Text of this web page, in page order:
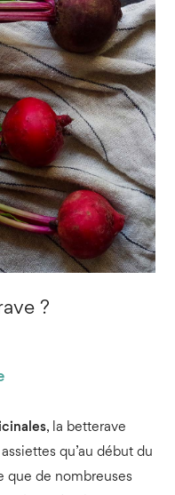
?
, la betterave
qu’au début du
que de nombreuses